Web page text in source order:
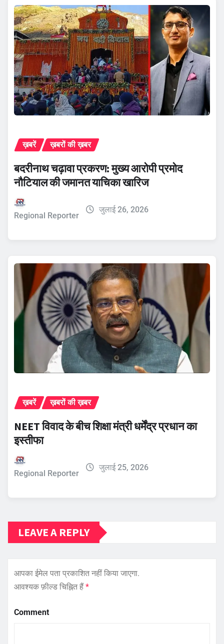
ख़बरें ख़बरों की ख़बर
बदरीनाथ चढ़ावा प्रकरण: मुख्य आरोपी प्रमोद
नौटियाल की जमानत याचिका खारिज
Regional Reporter
जुलाई 26, 2026
ख़बरें ख़बरों की ख़बर
NEET विवाद के बीच शिक्षा मंत्री धर्मेंद्र प्रधान का
इस्तीफा
Regional Reporter
जुलाई 25, 2026
LEAVE A REPLY
आपका ईमेल पता प्रकाशित नहीं किया जाएगा.
आवश्यक फ़ील्ड चिह्नित हैं*
Comment